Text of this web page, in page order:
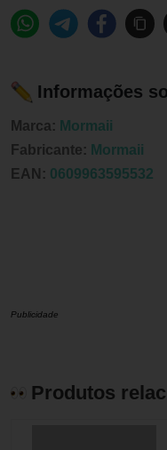
Informações
Marca: Mormaii
Fabricante: Mormaii
EAN: 0609963595532
Publicidade
Produtos